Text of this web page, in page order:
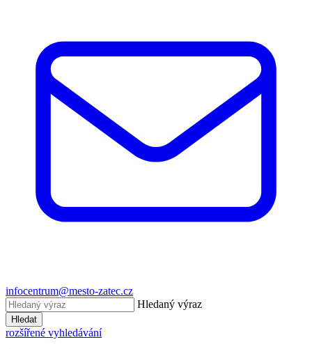
infocentrum@mesto-zatec.cz
Hledaný výraz
Hledat
rozšířené vyhledávání